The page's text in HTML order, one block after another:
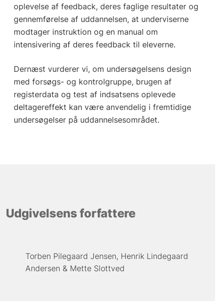
oplevelse af feedback, deres faglige resultater og
gennemførelse af uddannelsen, at underviserne
modtager instruktion og en manual om
intensivering af deres feedback til eleverne.
Dernæst vurderer vi, om undersøgelsens design
med forsøgs- og kontrolgruppe, brugen af
registerdata og test af indsatsens oplevede
deltagereffekt kan være anvendelig i fremtidige
undersøgelser på uddannelsesområdet.
Udgivelsens forfattere
Torben Pilegaard Jensen Henrik Lindegaard
Andersen
Mette Slottved